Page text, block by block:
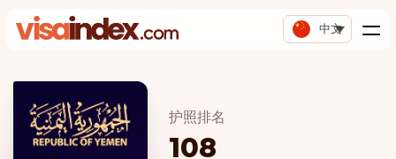
中文
护照排名
108